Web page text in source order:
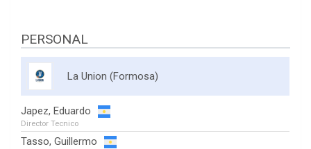
PERSONAL
La Union (Formosa)
Japez, Eduardo
Director Tecnico
Tasso, Guillermo